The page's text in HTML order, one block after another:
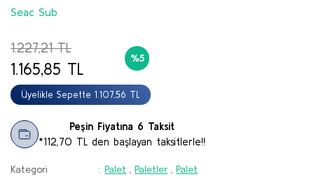
Seac Sub
1.227,21 TL
1.165,85 TL
Üyelikle Sepette 1.107,56 TL
%5
Peşin Fiyatına 6 Taksit
*112,70 TL den başlayan taksitlerle!!
Kategori Palet ,Paletler ,Palet